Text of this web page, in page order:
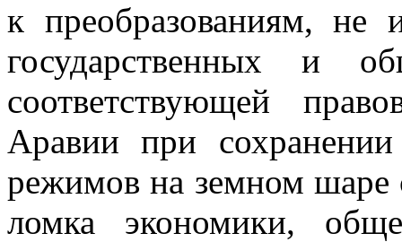
к преобразованиям,
государст­венных и
соответствующей
Аравии при
режимов на земном шаре
ломка экономики,